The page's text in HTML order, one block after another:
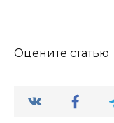
Оцените статью